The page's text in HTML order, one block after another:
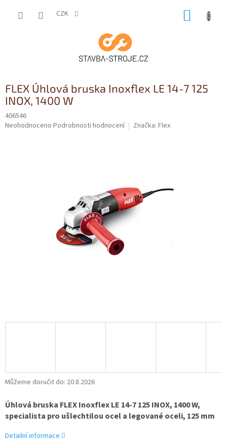
CZK
FLEX Úhlová bruska Inoxflex LE 14-7 125
INOX, 1400 W
406546
Průměrné
Neohodnoceno Podrobnosti hodnocení Značka: Flex
Můžeme doručit do: 20.8.2026
Úhlová bruska FLEX Inoxflex LE 14-7 125 INOX, 1400 W,
specialista pro ušlechtilou ocel a legované oceli, 125 mm
Detailní informace